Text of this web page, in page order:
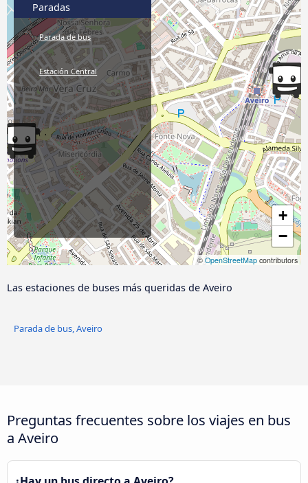
+
−
©OpenStreetMap contributors
Paradas
Parada de bus
Estación Central
Las estaciones de buses más queridas de Aveiro
Parada de bus, Aveiro
Preguntas frecuentes sobre los viajes en bus
a Aveiro